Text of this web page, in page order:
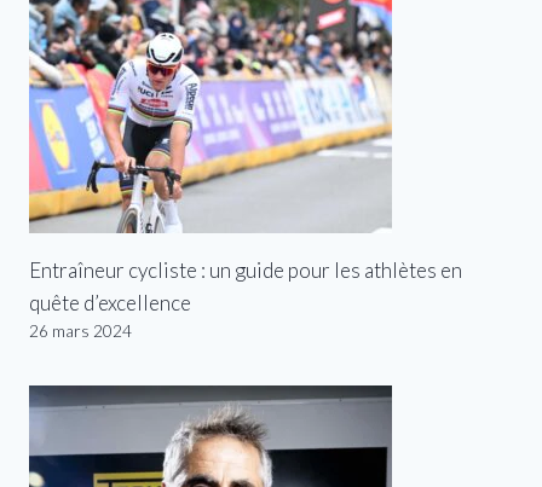
Entraîneur cycliste : un guide pour les athlètes en
quête d’excellence
26 mars 2024